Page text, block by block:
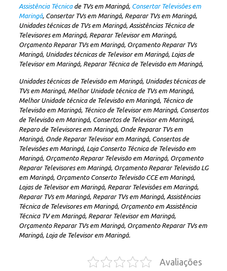
Assistência Técnicade TVs em Maringá, Consertar Televisôes em
Maringá, Consertar TVs em Maringá, Reparar TVs em Maringá,
Unidades técnicas de TVs em Maringá, Assistências Técnica de
Televisores em Maringá, Reparar Televisor em Maringá,
Orçamento Reparar TVs em Maringá, Orçamento Reparar TVs
Maringá, Unidades técnicas de Televisor em Maringá, Lojas de
Televisor em Maringá, Reparar Técnica de Televisão em Maringá,
Unidades técnicas de Televisão em Maringá, Unidades técnicas de
TVs em Maringá, Melhor Unidade técnica de TVs em Maringá,
Melhor Unidade técnica de Televisão em Maringá, Técnico de
Televisão em Maringá, Técnico de Televisor em Maringá, Consertos
de Televisão em Maringá, Consertos de Televisor em Maringá,
Reparo de Televisores em Maringá, Onde Reparar TVs em
Maringá, Onde Reparar Televisor em Maringá, Consertos de
Televisôes em Maringá, Loja Conserto Técnica de Televisão em
Maringá, Orçamento Reparar Televisão em Maringá, Orçamento
Reparar Televisores em Maringá, Orçamento Reparar Televisão LG
em Maringá, Orçamento Conserto Televisão CCE em Maringá,
Lojas de Televisor em Maringá, Reparar Televisôes em Maringá,
Reparar TVs em Maringá, Reparar TVs em Maringá, Assistências
Técnica de Televisores em Maringá, Orçamento em Assistência
Técnica TV em Maringá, Reparar Televisor em Maringá,
Orçamento Reparar TVs em Maringá, Orçamento Reparar TVs em
Maringá, Loja de Televisor em Maringá.
Avaliações